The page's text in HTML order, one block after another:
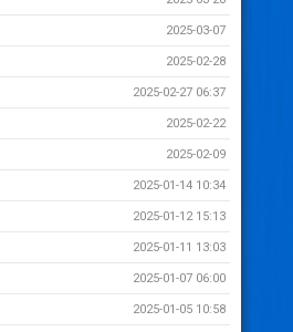
2025-03-07
2025-02-28
2025-02-27 06:37
2025-02-22
2025-02-09
2025-01-14 10:34
2025-01-12 15:13
2025-01-11 13:03
2025-01-07 06:00
2025-01-05 10:58